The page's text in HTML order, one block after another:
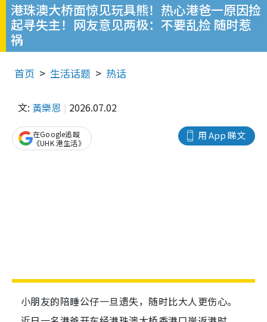
港珠澳大桥面惊见玩具熊！热心港爸一原因捡
起寻失主！网友意见两极：不要乱捡 随时惹
祸
首页 生活话题 热话
文: 黃樂恩 2026.07.02
用 App 睇文
在Google追蹤
《UHK 港生活》
小朋友的陪睡公仔一旦遗失，随时比大人更伤心。